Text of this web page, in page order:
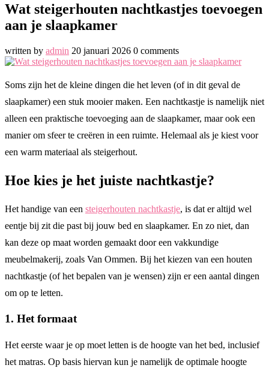
Wat steigerhouten nachtkastjes toevoegen
aan je slaapkamer
written by admin 20 januari 2026 0 comments
Soms zijn het de kleine dingen die het leven (of in dit geval de
slaapkamer) een stuk mooier maken. Een nachtkastje is namelijk niet
alleen een praktische toevoeging aan de slaapkamer, maar ook een
manier om sfeer te creëren in een ruimte. Helemaal als je kiest voor
een warm materiaal als steigerhout.
Hoe kies je het juiste nachtkastje?
Het handige van een steigerhouten nachtkastje, is dat er altijd wel
eentje bij zit die past bij jouw bed en slaapkamer. En zo niet, dan
kan deze op maat worden gemaakt door een vakkundige
meubelmakerij, zoals Van Ommen. Bij het kiezen van een houten
nachtkastje (of het bepalen van je wensen) zijn er een aantal dingen
om op te letten.
1. Het formaat
Het eerste waar je op moet letten is de hoogte van het bed, inclusief
het matras. Op basis hiervan kun je namelijk de optimale hoogte